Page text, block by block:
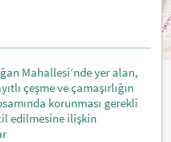
Mahallesi’nde yer alan,
çeşme ve çamaşırlığın
korunması gerekli
edilmesine ilişkin